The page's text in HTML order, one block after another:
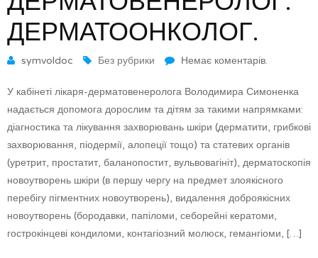
ДЕРМАТООНКОЛОГ.
symvoldoc Без рубрики Немає коментарів.
У кабінеті лікаря-дерматовенеролога Володимира Симоненка
надається допомога дорослим та дітям за такими напрямками:
діагностика та лікування захворювань шкіри (дерматити, грибкові
захворювання, піодермії, алопеції тощо) та статевих органів
(уретрит, простатит, баланопостит, вульвовагініт), дерматоскопія
новоутворень шкіри (в першу чергу на предмет злоякісного
перебігу пігментних новоутворень), видалення доброякісних
новоутворень (бородавки, папіломи, себорейні кератоми,
гострокінцеві кондиломи, контагіозний молюск, гемангіоми, […]